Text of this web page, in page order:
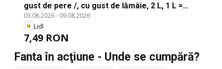
gust de pere /, cu gust de lămâie, 2 L, 1 L =
3,75 lei
03.08.2026- 09.08.2026
Lidl
7,49 RON
Fanta în acţiune - Unde se cumpără?